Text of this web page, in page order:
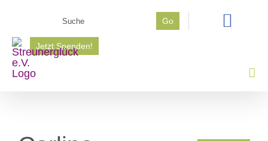
springen
Go
Jetzt Spenden!